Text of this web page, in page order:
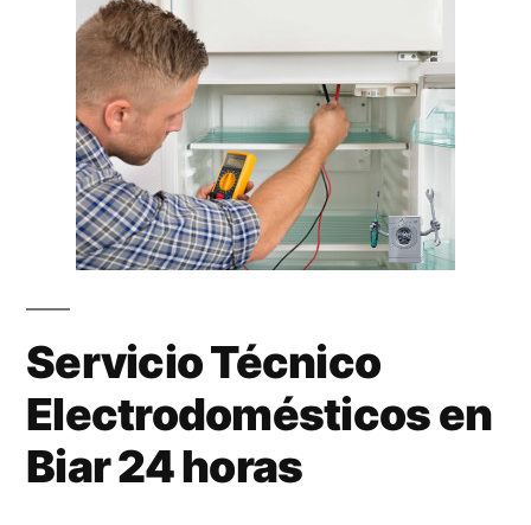
Servicio Técnico
Electrodomésticos en
Biar 24 horas